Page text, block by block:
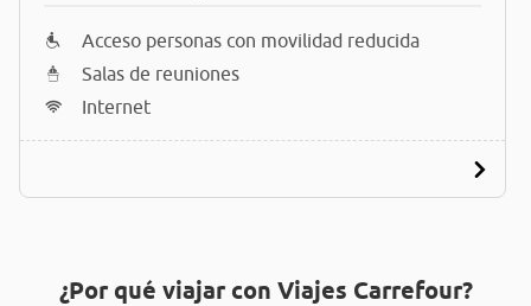
Acceso personas con movilidad reducida
Salas de reuniones
Internet
¿Por qué viajar con Viajes Carrefour?